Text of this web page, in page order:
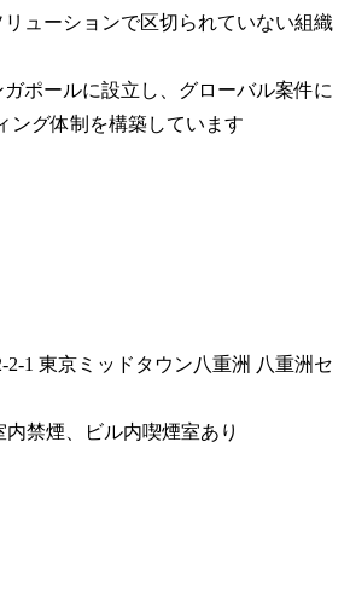
ューションで区切られていない組織
ポールに設立し、グローバル案件に
ング体制を構築しています
1 東京ミッドタウン八重洲 八重洲セ
禁煙、ビル内喫煙室あり